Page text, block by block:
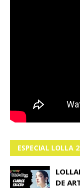
ESPECIAL LOLLA
DE